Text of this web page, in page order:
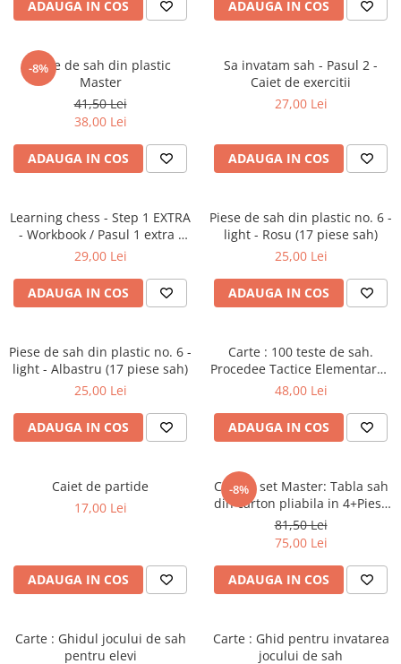
Step 1
Step 3
Step 4
Step 6
Tabla De Demonstratie
Caiete Partida
Carti De Sah
Produse Digitale
Conținut Video
Faza 1
Universul Chess Architect
Kit Chess Architect
Experiențe Șahiste
Pachete ChessArchitect
ADAUGA IN COS ADAUGA IN COS
-8%
Piese de sah din plastic
Master
41,50 Lei
38,00 Lei
ADAUGA IN COS
Sa invatam sah - Pasul 2 -
Caiet de exercitii
27,00 Lei
ADAUGA IN COS
Learning chess - Step 1 EXTRA
- Workbook / Pasul 1 extra -
Caiet de exercitii
29,00 Lei
ADAUGA IN COS
Piese de sah din plastic no. 6 -
light - Rosu (17 piese sah)
25,00 Lei
ADAUGA IN COS
Piese de sah din plastic no. 6 -
light - Albastru (17 piese sah)
25,00 Lei
ADAUGA IN COS
Carte : 100 teste de sah.
Procedee Tactice Elementare /
M. Ceteras
48,00 Lei
ADAUGA IN COS
Caiet de partide
17,00 Lei
ADAUGA IN COS
-8%
Combo set Master: Tabla sah
din carton pliabila in 4+Piese
de sah din plastic no. 6
Master
81,50 Lei
75,00 Lei
ADAUGA IN COS
Carte : Ghidul jocului de sah
pentru elevi
Carte : Ghid pentru invatarea
jocului de sah